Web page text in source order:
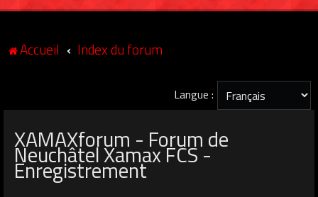
Accueil Index du forum
Langue :
XAMAXforum - Forum de
Neuchâtel Xamax FCS -
Enregistrement